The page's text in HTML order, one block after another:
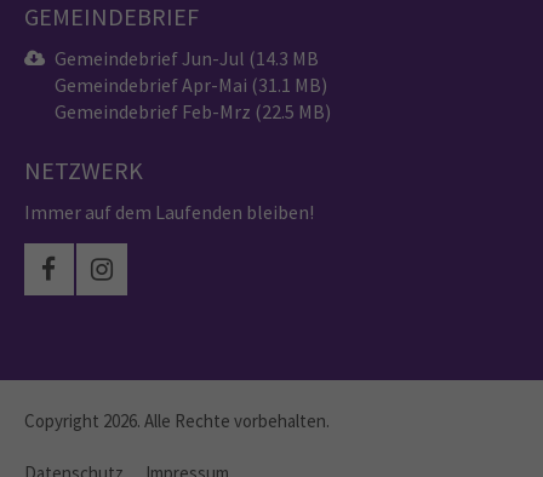
GEMEINDEBRIEF
Gemeindebrief Jun-Jul (14.3 MB
Gemeindebrief Apr-Mai (31.1 MB)
Gemeindebrief Feb-Mrz (22.5 MB)
NETZWERK
Immer auf dem Laufenden bleiben!
Copyright 2026. Alle Rechte vorbehalten.